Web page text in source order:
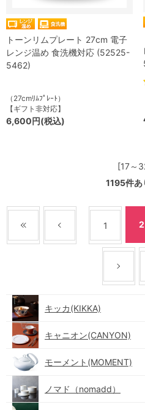
トーンリムプレート 27cm 電子
レンジ温め 食洗機対応 (52525-
5462)
（27cmﾘﾑﾌﾟﾚｰﾄ）
【ギフト非対応】
6,600円(税込)
[17～
1195件あ
1 2
キッカ(KIKKA)
キャニオン(CANYON)
モーメント(MOMENT)
ノマド（nomadd）